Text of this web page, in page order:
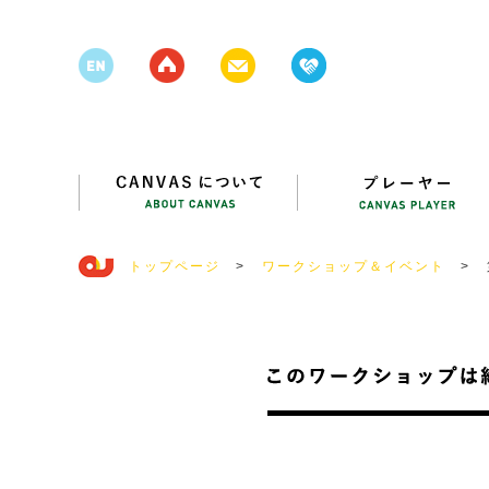
トップページ > ワークショップ＆イベント >